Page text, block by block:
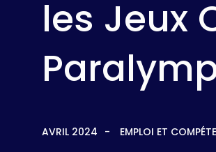
les Jeux
AVRIL 2024 EMPLOI ET